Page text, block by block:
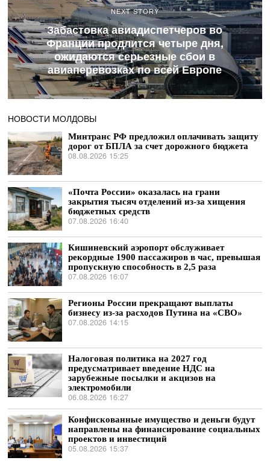
NEXT STORY
Забастовка авиадиспетчеров во
Франции продлится четыре дня,
ожидаются серьезные сбои в
авиаперевозках по всей Европе
НОВОСТИ МОЛДОВЫ
Минтранс РФ предложил оплачивать защиту
дорог от БПЛА за счет дорожного бюджета
08.08.2026 15:25
«Почта России» оказалась на грани
закрытия тысяч отделений из-за хищения
бюджетных средств
07.08.2026 16:40
Кишиневский аэропорт обслуживает
рекордные 1900 пассажиров в час, превышая
пропускную способность в 2,5 раза
07.08.2026 16:07
Регионы России прекращают выплаты
бизнесу из-за расходов Путина на «СВО»
07.08.2026 14:15
Налоговая политика на 2027 год
предусматривает введение НДС на
зарубежные посылки и акцизов на
электромобили
06.08.2026 16:27
Конфискованные имущество и деньги будут
направлены на финансирование социальных
проектов и инвестиций
05.08.2026 15:37